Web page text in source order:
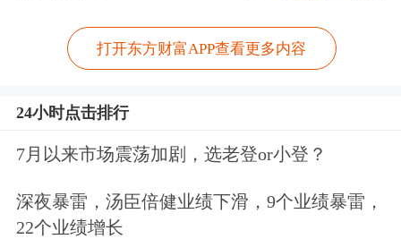
度，公司新获20艘船舶建造订单，同比
增长656%，业务扩张势头强劲。
凭借完善的产业体系和成熟的制造能
力，我国造船产业竞争优势持续放大，
三大核心指标全面领跑全球， 行业龙头
地位稳固。
打开东方财富APP查看更多内容
24小时点击排行
7月以来市场震荡加剧，选老登or小登？
深夜暴雷，汤臣倍健业绩下滑，9个业绩暴雷，
22个业绩增长